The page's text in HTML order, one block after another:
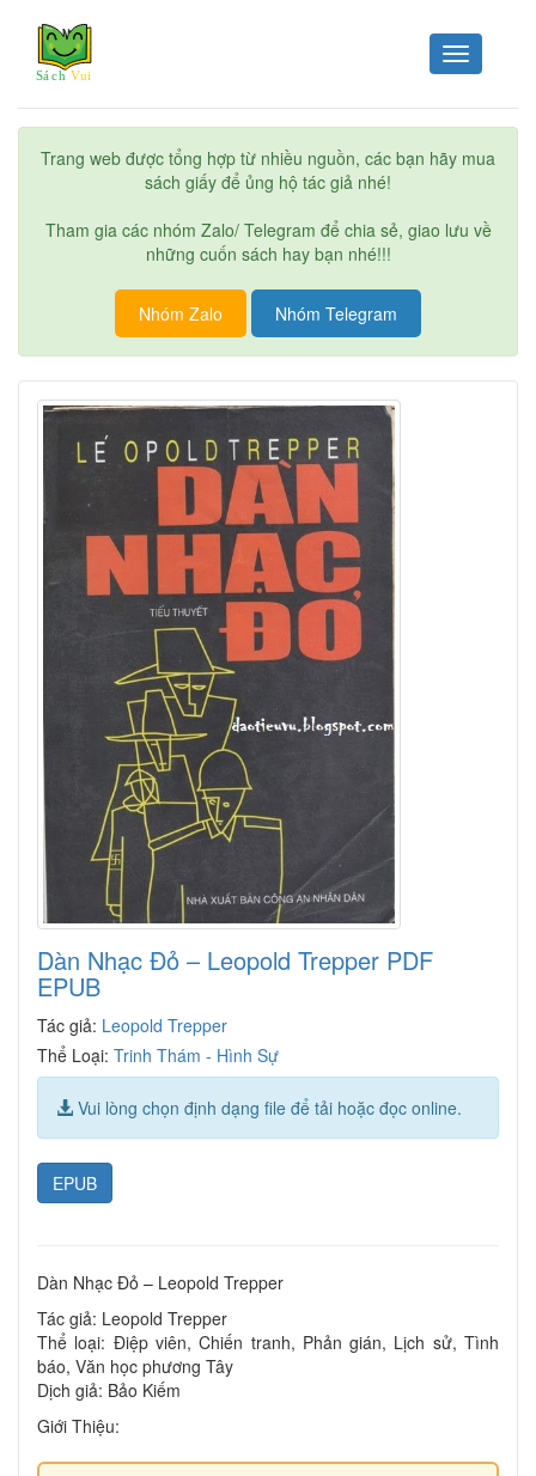
Toggle
navigation
Trang web được tổng hợp từ nhiều nguồn, các bạn hãy mua
sách giấy để ủng hộ tác giả nhé!
Tham gia các nhóm Zalo/ Telegram để chia sẻ, giao lưu về
những cuốn sách hay bạn nhé!!!
Nhóm Zalo Nhóm Telegram
Dàn Nhạc Đỏ – Leopold Trepper PDF
EPUB
Tác giả: Leopold Trepper
Thể Loại: Trinh Thám - Hình Sự
Vui lòng chọn định dạng file để tải hoặc đọc online.
EPUB
Dàn Nhạc Đỏ – Leopold Trepper
Tác giả: Leopold Trepper
Thể loại: Điệp viên, Chiến tranh, Phản gián, Lịch sử, Tình
báo, Văn học phương Tây
Dịch giả: Bảo Kiếm
Giới Thiệu: